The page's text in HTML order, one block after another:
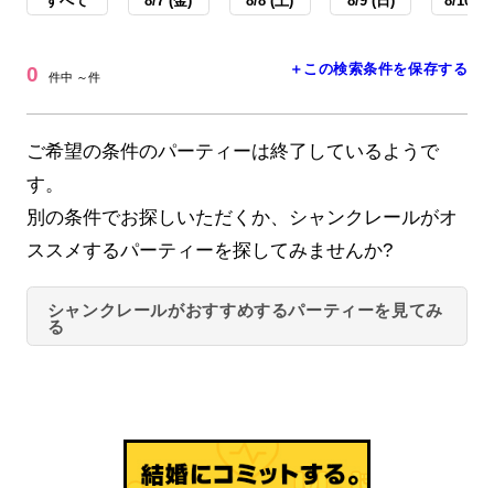
0 件中 ～件 ＋この検索条件を保存する
ご希望の条件のパーティーは終了しているようで
す。
別の条件でお探しいただくか、シャンクレールがオ
ススメするパーティーを探してみませんか?
シャンクレールがおすすめするパーティーを見てみ
る